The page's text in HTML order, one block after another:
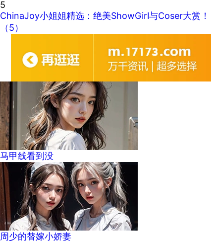
5
ChinaJoy小姐姐精选：绝美ShowGirl与Coser大赏！
（5）
马甲线看到没
周少的替嫁小娇妻